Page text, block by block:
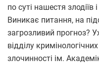
по суті нашестя злодіїв
Виникає питання, на
загрозливий прогноз?
відділу
злочинності ім.